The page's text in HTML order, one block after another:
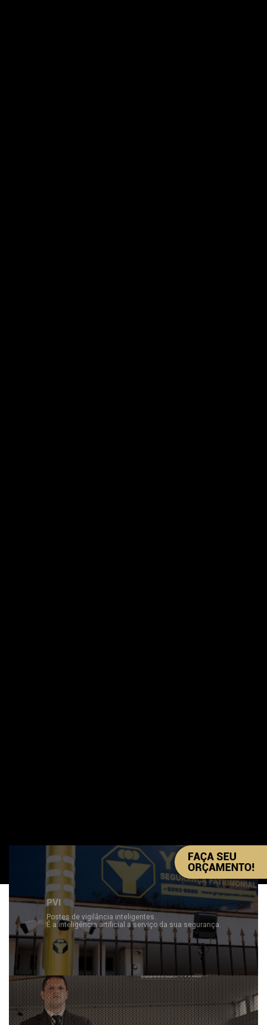
PVI
Postes de vigilância inteligentes.
É a inteligência artificial a serviço da sua segurança.